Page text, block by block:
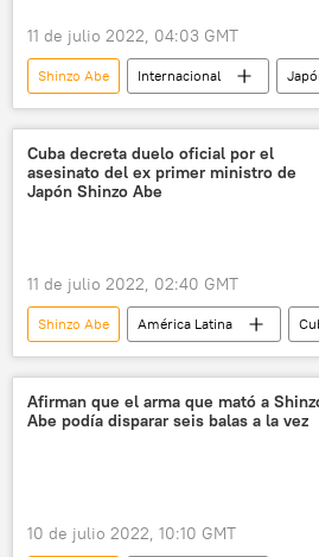
Gobierno de Brasil
11 de julio 2022, 04:03 GMT
Shinzo Abe Internacional
🌏 Asia
Asesinato de Shinzo Abe
Cuba decreta duelo oficial por el
asesinato del ex primer ministro de
Japón Shinzo Abe
11 de julio 2022, 02:40 GMT
Shinzo Abe América Latina
Japón
🌏 Asia
Asesinato de Shinzo Abe
Afirman que el arma que mató a
Abe podía disparar seis balas a la vez
10 de julio 2022, 10:10 GMT